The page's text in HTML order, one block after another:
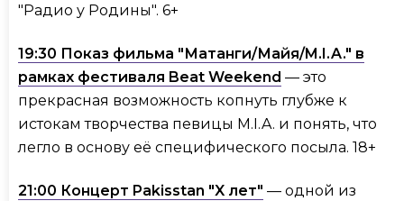
"Радио у Родины". 6+
19:30 Показ фильма "Матанги/Майя/M.I.A." в
рамках фестиваля Beat Weekend — это
прекрасная возможность копнуть глубже к
истокам творчества певицы M.I.A. и понять, что
легло в основу её специфического посыла. 18+
21:00 Концерт Pakisstan "X лет" — одной из